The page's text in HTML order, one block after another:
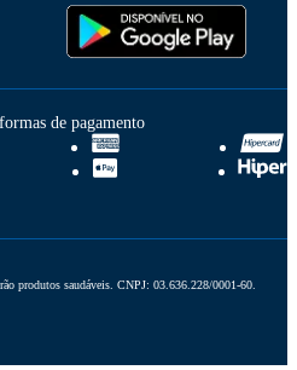
de pagamento
produtos saudáveis. CNPJ: 03.636.228/0001-60.